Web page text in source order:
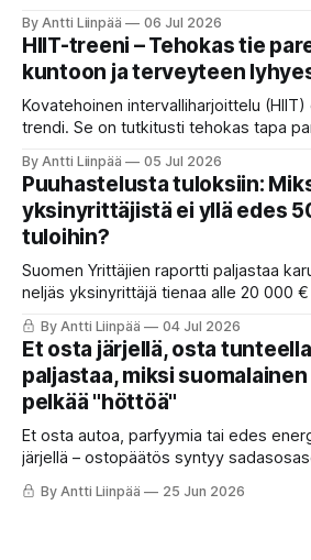
By Antti Liinpää 06 Jul 2026
HIIT-treeni – Tehokas tie
kuntoon ja terveyteen
Kovatehoinen intervalliharjoittelu
trendi. Se on tutkitusti tehokas tapa
nostaa VO₂maxia, parantaa
verenpainetta ja tukee jopa
tähtäimellä.
By Antti Liinpää 05 Jul 2026
Puuhastelusta tuloksiin:
yksinyrittäjistä ei yllä edes
tuloihin?
Suomen Yrittäjien raportti paljastaa
neljäs yksinyrittäjä tienaa alle 20 000
ahkera ammattilainen polkee
mukaan syy on suunnassa ja
joilla käännät puuhastelun
johtamisen haltuun.
By Antti Liinpää 04 Jul 2026
Et osta järjellä, osta
paljastaa, miksi
pelkää "höttöä"
Et osta autoa, parfyymia tai edes
järjellä – ostopäätös syntyy
ja loogiset perustelut keksitään vasta
By Antti Liinpää 25 Jun 2026